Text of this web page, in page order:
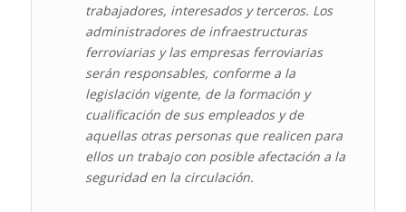
trabajadores, interesados y terceros. Los
administradores de infraestructuras
ferroviarias y las empresas ferroviarias
serán responsables, conforme a la
legislación vigente, de la formación y
cualificación de sus empleados y de
aquellas otras personas que realicen para
ellos un trabajo con posible afectación a la
seguridad en la circulación.